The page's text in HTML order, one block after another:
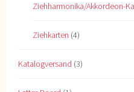
Ziehharmonika/Akkordeon-
Ziehkarten (4)
Katalogversand (3)